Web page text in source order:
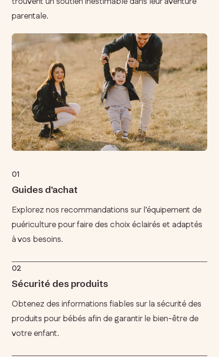
parentale.
01
Guides d’achat
Explorez nos recommandations sur l’équipement de
puériculture pour faire des choix éclairés et adaptés
à vos besoins.
02
Sécurité des produits
Obtenez des informations fiables sur la sécurité des
produits pour bébés afin de garantir le bien-être de
votre enfant.